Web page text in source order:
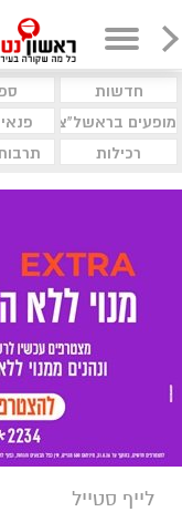
חדשות
מופעים בראשל"צ
רכילות
לייף סטייל